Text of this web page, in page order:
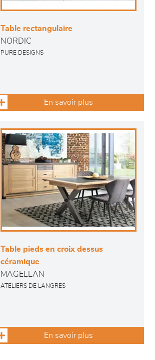
Table rectangulaire
NORDIC
PURE DESIGNS
En savoir plus
Table pieds en croix dessus
céramique
MAGELLAN
ATELIERS DE LANGRES
En savoir plus